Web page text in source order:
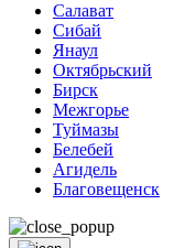
Салават
Сибай
Янаул
Октябрьский
Бирск
Межгорье
Туймазы
Белебей
Агидель
Благовещенск